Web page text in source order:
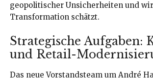
geopolitischer Unsicherheiten und
Transformation schätzt.
Strategische Aufgaben:
und Retail-
Das neue Vorstandsteam um André